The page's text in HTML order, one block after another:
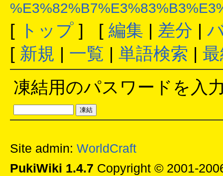
[ トップ] [ 編集 | 差分 |
[ 新規 | 一覧 | 単語検索 |
凍結用のパスワードを入
Site admin: WorldCraft
PukiWiki 1.4.7 Copyright © 2001-